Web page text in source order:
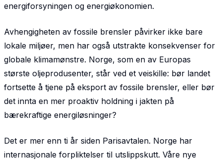
energiforsyningen og energiøkonomien.
Avhengigheten av fossile brensler påvirker ikke bare
lokale miljøer, men har også utstrakte konse­kvenser for
globale klimamønstre. Norge, som en av Europas
største oljeprodusenter, står ved et veiskille: bør landet
fortsette å tjene på eksport av fossile brensler, eller bør
det innta en mer proaktiv holdning i jakten på
bærekraftige energiløsninger?
Det er mer enn ti år siden Parisavtalen. Norge har
internasjonale forpliktelser til utslippskutt. Våre nye